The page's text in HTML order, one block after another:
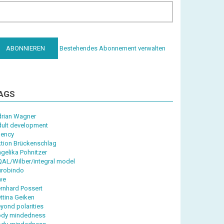
Bestehendes Abonnement verwalten
Wagner
development
Brückenschlag
Pohnitzer
Wilber/integral model
Possert
Geiken
polarities
mindedness